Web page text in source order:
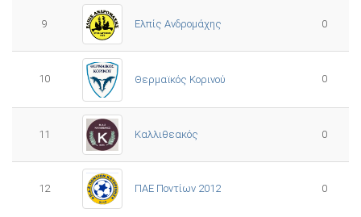
9 Ελπίς Ανδρομάχης 0
10 Θερμαϊκός Κορινού 0
11 Καλλιθεακός 0
12 ΠΑΕ Ποντίων 2012 0